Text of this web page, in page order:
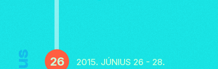
26
2015. JÚNIUS 26 - 28.